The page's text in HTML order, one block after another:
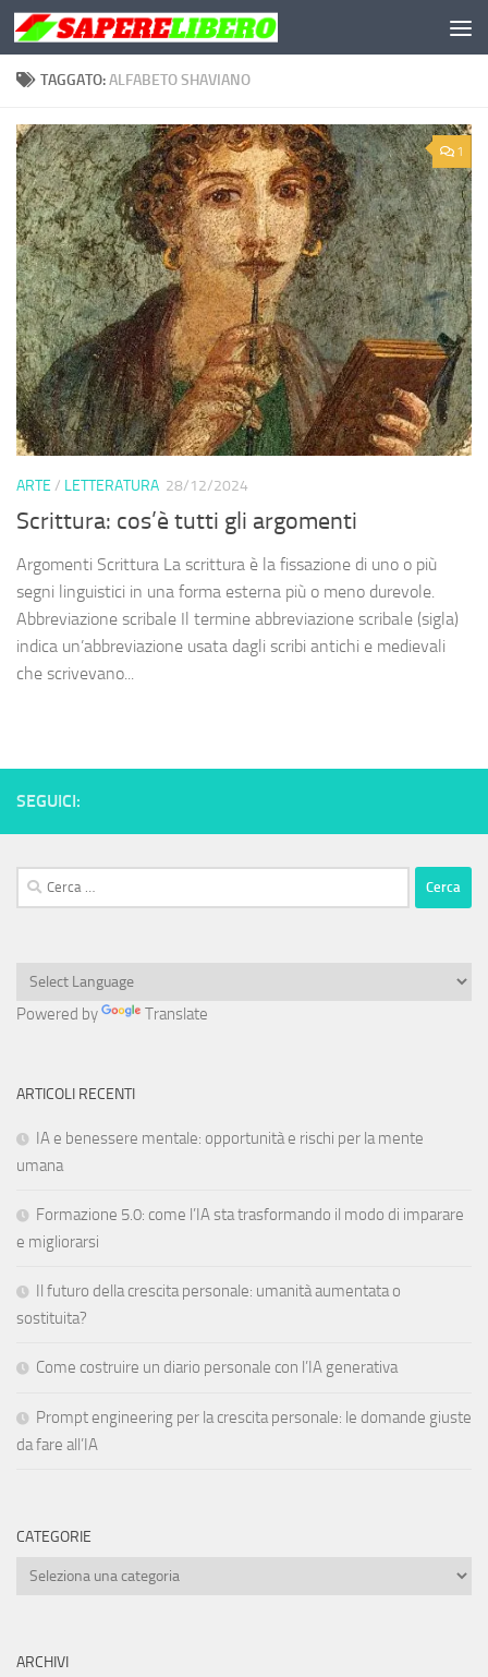
Salta al contenuto
TAGGATO:ALFABETO SHAVIANO
1
ARTE / LETTERATURA 28/12/2024
Scrittura: cos’è tutti gli argomenti
Argomenti Scrittura La scrittura è la fissazione di uno o più
segni linguistici in una forma esterna più o meno durevole.
Abbreviazione scribale Il termine abbreviazione scribale (sigla)
indica un’abbreviazione usata dagli scribi antichi e medievali
che scrivevano...
SEGUICI:
Ricerca
per:
Powered by Translate
ARTICOLI RECENTI
IA e benessere mentale: opportunità e rischi per la mente
umana
Formazione 5.0: come l’IA sta trasformando il modo di imparare
e migliorarsi
Il futuro della crescita personale: umanità aumentata o
sostituita?
Come costruire un diario personale con l’IA generativa
Prompt engineering per la crescita personale: le domande giuste
da fare all’IA
CATEGORIE
Categorie
ARCHIVI